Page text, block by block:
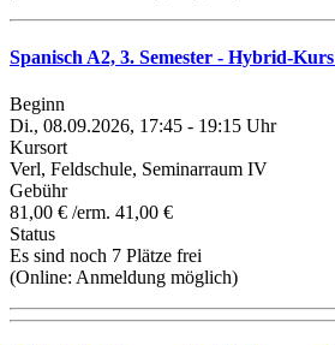
Spanisch A2, 3. Semester - Hybrid-Kurs
Beginn
Di., 08.09.2026, 17:45 - 19:15 Uhr
Kursort
Verl, Feldschule, Seminarraum IV
Gebühr
81,00 € /erm. 41,00 €
Status
Es sind noch 7 Plätze frei
(Online: Anmeldung möglich)